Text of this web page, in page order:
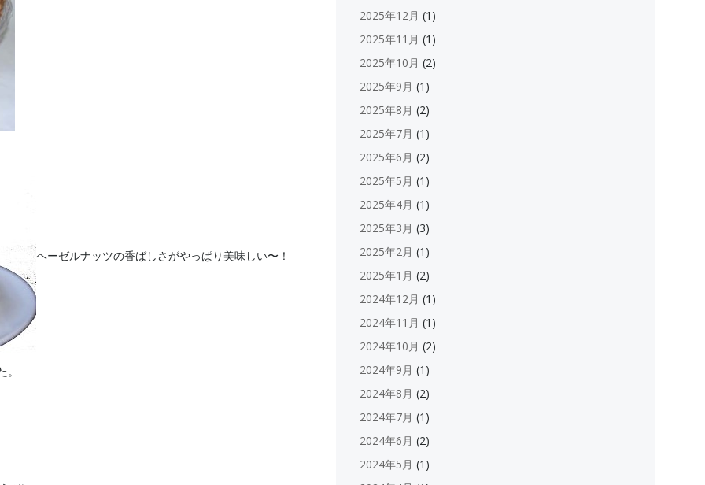
ヘーゼルナッツの香ばしさがやっぱり美味しい〜！
2025年12月 (1)
2025年11月 (1)
2025年10月 (2)
2025年9月 (1)
2025年8月 (2)
2025年7月 (1)
2025年6月 (2)
2025年5月 (1)
2025年4月 (1)
2025年3月 (3)
2025年2月 (1)
2025年1月 (2)
2024年12月 (1)
2024年11月 (1)
2024年10月 (2)
2024年9月 (1)
2024年8月 (2)
2024年7月 (1)
2024年6月 (2)
2024年5月 (1)